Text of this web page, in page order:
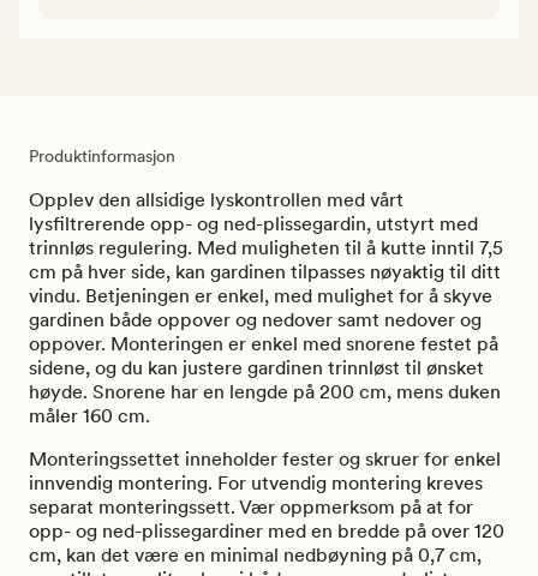
Produktinformasjon
Opplev den allsidige lyskontrollen med vårt
lysfiltrerende opp- og ned-plissegardin, utstyrt med
trinnløs regulering. Med muligheten til å kutte inntil 7,5
cm på hver side, kan gardinen tilpasses nøyaktig til ditt
vindu. Betjeningen er enkel, med mulighet for å skyve
gardinen både oppover og nedover samt nedover og
oppover. Monteringen er enkel med snorene festet på
sidene, og du kan justere gardinen trinnløst til ønsket
høyde. Snorene har en lengde på 200 cm, mens duken
måler 160 cm.
Monteringssettet inneholder fester og skruer for enkel
innvendig montering. For utvendig montering kreves
separat monteringssett. Vær oppmerksom på at for
opp- og ned-plissegardiner med en bredde på over 120
cm, kan det være en minimal nedbøyning på 0,7 cm,